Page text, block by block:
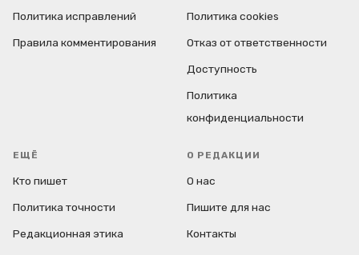
Политика исправлений
Правила комментирования
Политика cookies
Отказ от ответственности
Доступность
Политика
конфиденциальности
ЕЩЁ
Кто пишет
Политика точности
Редакционная этика
О РЕДАКЦИИ
О нас
Пишите для нас
Контакты